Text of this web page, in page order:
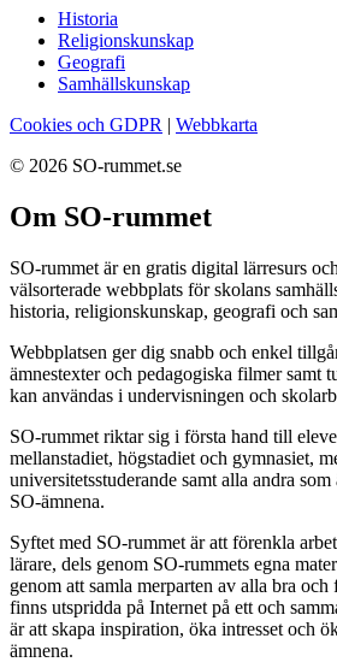
Historia
Religionskunskap
Geografi
Samhällskunskap
Cookies och GDPR | Webbkarta
© 2026 SO-rummet.se
Om SO-rummet
SO-rummet är en gratis digital lärresurs
välsorterade webbplats för skolans
historia, religionskunskap, geografi och
Webbplatsen ger dig snabb och enkel
ämnestexter och pedagogiska filmer samt
kan användas i undervisningen och
SO-rummet riktar sig i första hand till
mellanstadiet, högstadiet och gymnasiet,
universitetsstuderande samt alla andra
SO-ämnena.
Syftet med SO-rummet är att förenkla
lärare, dels genom SO-rummets egna
genom att samla merparten av alla bra och
finns utspridda på Internet på ett och
är att skapa inspiration, öka intresset och
ämnena.